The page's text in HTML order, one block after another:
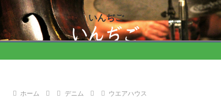
いんぢご
ホーム デニム ウエアハウス